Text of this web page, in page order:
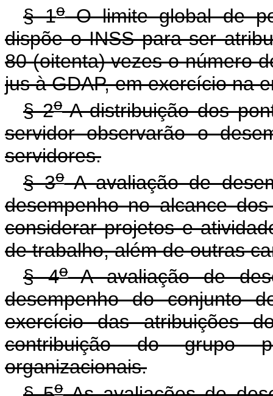
§ 1oO limite global de
dispõe o INSS para ser
80 (oitenta) vezes o número
jus à GDAP, em exercício na
§ 2oA distribuição dos
servidor observarão o
servidores.
§ 3oA avaliação de
desempenho no alcance
considerar projetos e
de trabalho, além de outras
§ 4oA avaliação de
desempenho do conjunto
exercício das atribuições
contribuição do grupo
organizacionais.
o